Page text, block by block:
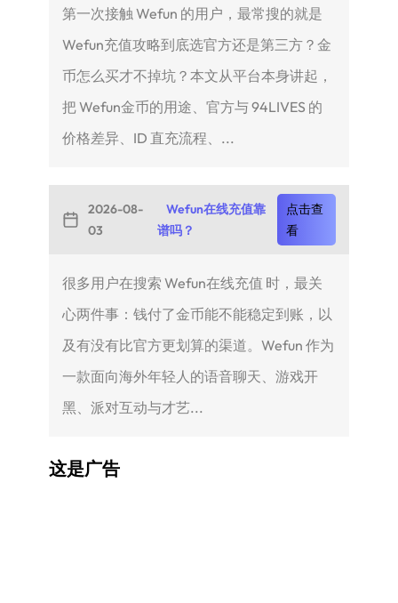
第一次接触 Wefun 的用户，最常搜的就是
Wefun充值攻略到底选官方还是第三方？金
币怎么买才不掉坑？本文从平台本身讲起，
把 Wefun金币的用途、官方与 94LIVES 的
价格差异、ID 直充流程、...
2026-08-
03
Wefun在线充值靠
谱吗？
点击查
看
很多用户在搜索 Wefun在线充值 时，最关
心两件事：钱付了金币能不能稳定到账，以
及有没有比官方更划算的渠道。Wefun 作为
一款面向海外年轻人的语音聊天、游戏开
黑、派对互动与才艺...
这是广告